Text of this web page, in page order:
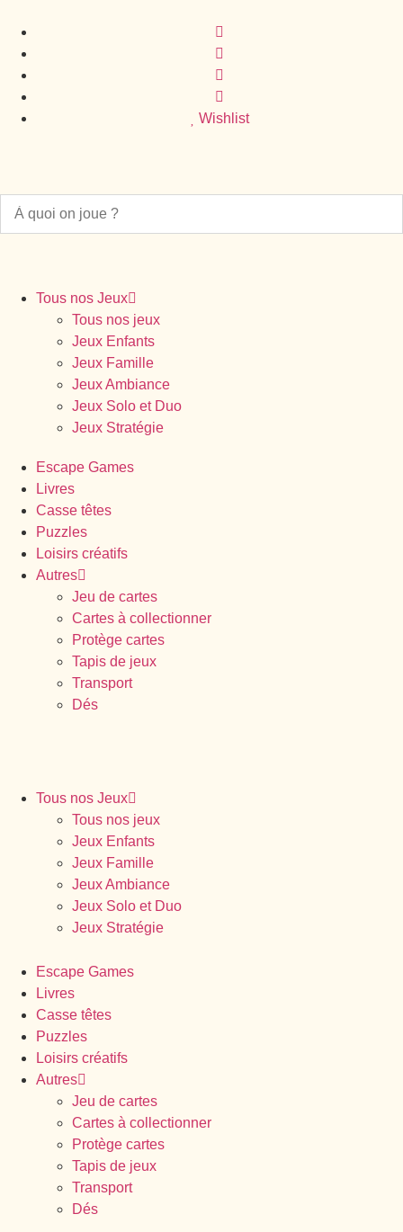
Wishlist
Tous nos Jeux
Tous nos jeux
Jeux Enfants
Jeux Famille
Jeux Ambiance
Jeux Solo et Duo
Jeux Stratégie
Escape Games
Livres
Casse têtes
Puzzles
Loisirs créatifs
Autres
Jeu de cartes
Cartes à collectionner
Protège cartes
Tapis de jeux
Transport
Dés
Tous nos Jeux
Tous nos jeux
Jeux Enfants
Jeux Famille
Jeux Ambiance
Jeux Solo et Duo
Jeux Stratégie
Escape Games
Livres
Casse têtes
Puzzles
Loisirs créatifs
Autres
Jeu de cartes
Cartes à collectionner
Protège cartes
Tapis de jeux
Transport
Dés